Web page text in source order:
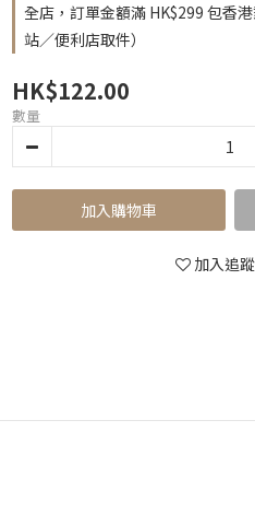
全店，訂單金額滿 HK$299 包香
站／便利店取件）
HK$122.00
數量
加入購物車
加入追